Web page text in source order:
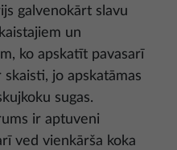
galvenokārt slavu
un
ko apskatīt pavasarī
jo apskatāmas
sugas.
ir aptuveni
ved vienkārša koka